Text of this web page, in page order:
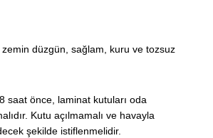
zemin düzgün, sağlam, kuru ve tozsuz
saat önce, laminat kutuları oda
Kutu açılmamalı ve havayla
şekilde istiflenmelidir.